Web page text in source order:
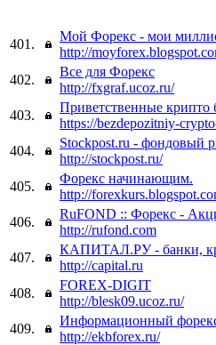
401.
Мой Форекс - мои
http://
402.
Все для Форекс
http://fxgraf.ucoz.ru/
403.
Приветственные крипто
https://bezdepozitniy-
404.
Stockpost.ru - фондовый
http://stockpost.ru/
405.
Форекс начинающим.
http://
406.
RuFOND :: Форекс -
http://rufond.com
407.
КАПИТАЛ.РУ - банки,
http://capital.ru
408.
FOREX-DIGIT
http://blesk09.ucoz.ru/
409.
Информационный
http://ekbforex.ru/